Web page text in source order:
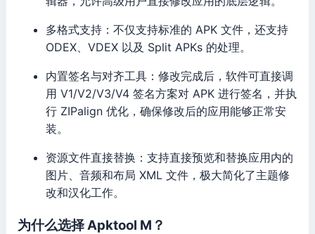
多格式支持：不仅支持标准的 APK 文件，还支持
ODEX、VDEX 以及 Split APKs 的处理。
内置签名与对齐工具：修改完成后，软件可直接调
用 V1/V2/V3/V4 签名方案对 APK 进行签名，并执
行 ZIPalign 优化，确保修改后的应用能够正常安
装。
资源文件直接替换：支持直接预览和替换应用内的
图片、音频和布局 XML 文件，极大简化了主题修
改和汉化工作。
为什么选择 Apktool M？